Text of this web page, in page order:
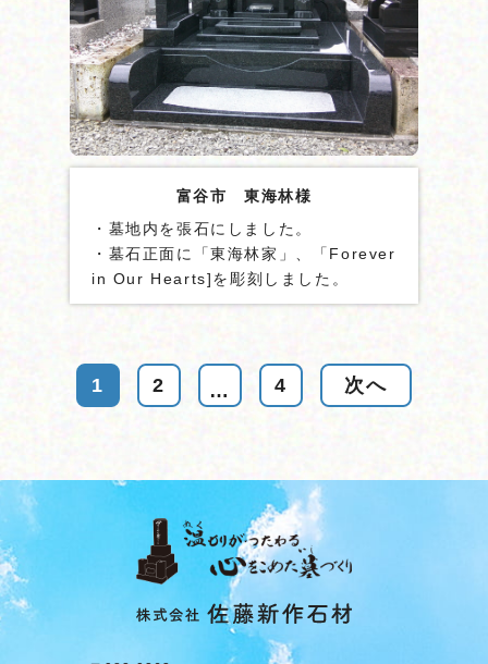
富谷市 東海林様
・墓地内を張石にしました。
・墓石正面に「東海林家」、「Forever
in Our Hearts]を彫刻しました。
・墓石には貫通ステンレス棒２本設置
1 2 … 4